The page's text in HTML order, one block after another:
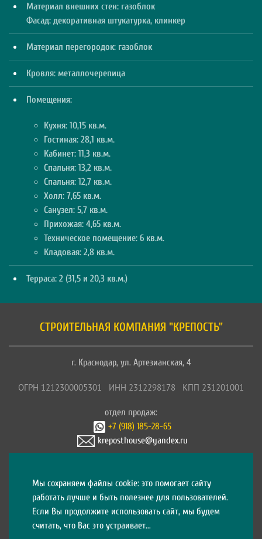
Материал внешних стен: газоблок
Фасад: декоративная штукатурка, клинкер
Материал перегородок: газоблок
Кровля: металлочерепица
Помещения:
Кухня: 10,15 кв.м.
Гостиная: 28,1 кв.м.
Кабинет: 11,3 кв.м.
Спальня: 13,2 кв.м.
Спальня: 12,7 кв.м.
Холл: 7,65 кв.м.
Санузел: 5,7 кв.м.
Прихожая: 4,65 кв.м.
Техническое помещение: 6 кв.м.
Кладовая: 2,8 кв.м.
Терраса: 2 (31,5 и 20,3 кв.м.)
СТРОИТЕЛЬНАЯ КОМПАНИЯ "КРЕПОСТЬ"
г. Краснодар, ул. Артезианская, 4
ОГРН 1212300005301 ИНН 2312298178 КПП 231201001
отдел продаж:
+7 (918) 185-28-65
kreposthouse@yandex.ru
Главная Проекты
Наши работы
Акции
Мы cохраняем файлы cookie: это помогает сайту
работать лучше и быть полезнее для пользователей.
Если Вы продолжите использовать сайт, мы будем
считать, что Вас это устраивает...